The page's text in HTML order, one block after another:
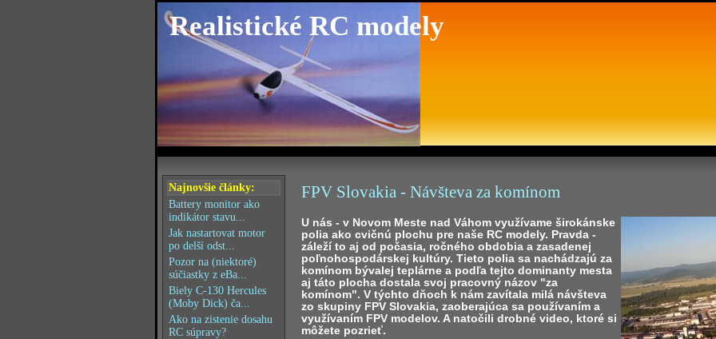
Realistické RC modely
Najnovšie články:
Battery monitor ako
indikátor stavu...
Jak nastartovat motor
po delší odst...
Pozor na (niektoré)
súčiastky z eBa...
Biely C-130 Hercules
(Moby Dick) ča...
Ako na zistenie dosahu
RC súpravy?
FPV Slovakia - Návšteva za komínom
U nás - v Novom Meste nad Váhom využívame širokánske
polia ako cvičnú plochu pre naše RC modely. Pravda -
záleží to aj od počasia, ročného obdobia a zasadenej
poľnohospodárskej kultúry. Tieto polia sa nachádzajú za
komínom bývalej teplárne a podľa tejto dominanty mesta
aj táto plocha dostala svoj pracovný názov "za
komínom". V týchto dňoch k nám zavítala milá návšteva
zo skupiny FPV Slovakia, zaoberajúca sa používaním a
využívaním FPV modelov. A natočili drobné video, ktoré si
môžete pozrieť.